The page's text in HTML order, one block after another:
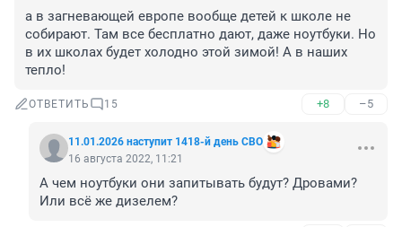
а в загневающей европе вообще детей к школе не
собирают. Там все бесплатно дают, даже ноутбуки. Но
в их школах будет холодно этой зимой! А в наших
тепло!
ОТВЕТИТЬ 15 +8 –5
11.01.2026 наступит 1418-й день СВО
16 августа 2022, 11:21
А чем ноутбуки они запитывать будут? Дровами?
Или всё же дизелем?